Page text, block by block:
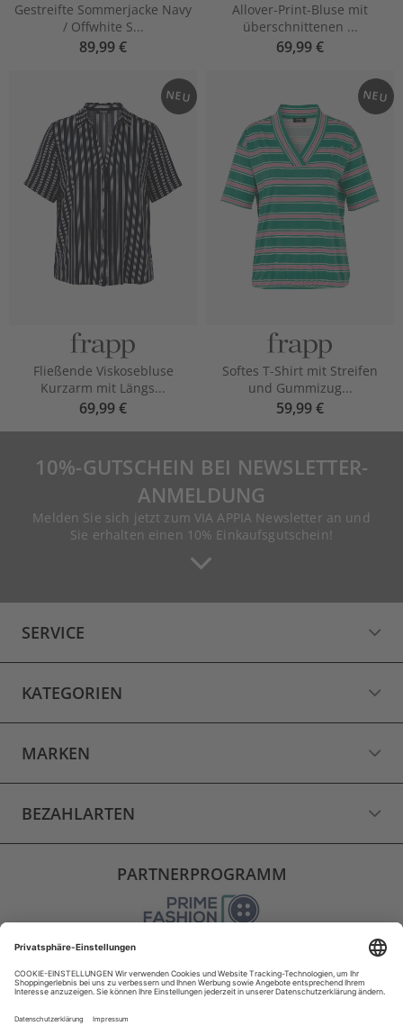
Gestreifte Sommerjacke Navy
/ Offwhite S...
89,99 €
Allover-Print-Bluse mit
überschnittenen ...
69,99 €
NEU
Fließende Viskosebluse
Kurzarm mit Längs...
69,99 €
NEU
Softes T-Shirt mit Streifen
und Gummizug...
59,99 €
10%-GUTSCHEIN BEI NEWSLETTER-
ANMELDUNG
Melden Sie sich jetzt zum VIA APPIA Newsletter an und
Sie erhalten einen 10% Einkaufsgutschein!
SERVICE
KATEGORIEN
MARKEN
BEZAHLARTEN
PARTNERPROGRAMM
VERSAND